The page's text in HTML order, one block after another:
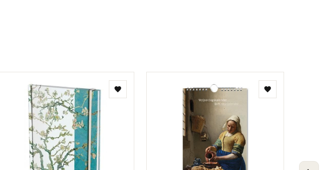
Toevoegen
Toevoegen